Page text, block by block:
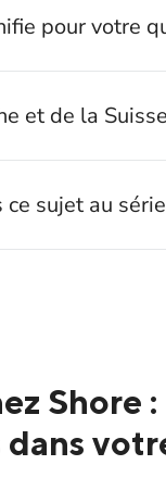
pour votre
et de la
sujet au
Shore